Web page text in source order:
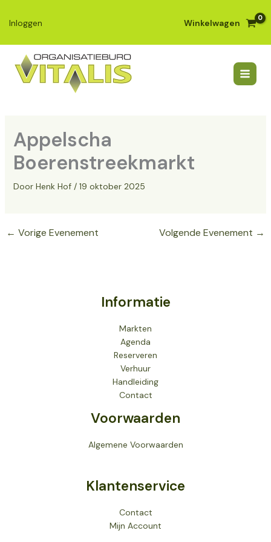
naar
inhoud
Inloggen Winkelwagen
Appelscha
Boerenstreekmarkt
Door Henk Hof / 19 oktober 2025
← Vorige Evenement Volgende Evenement →
Informatie
Markten
Agenda
Reserveren
Verhuur
Handleiding
Contact
Voorwaarden
Algemene Voorwaarden
Klantenservice
Contact
Mijn Account